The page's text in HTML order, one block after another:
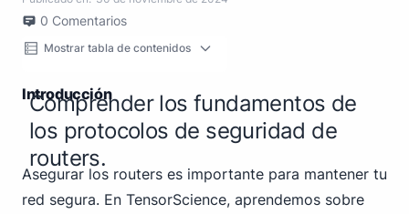
0 Comentarios
Mostrar tabla de contenidos
Introducción
Comprender los fundamentos de
los protocolos de seguridad de
routers.
Asegurar los routers es importante para mantener tu
red segura. En TensorScience, aprendemos sobre